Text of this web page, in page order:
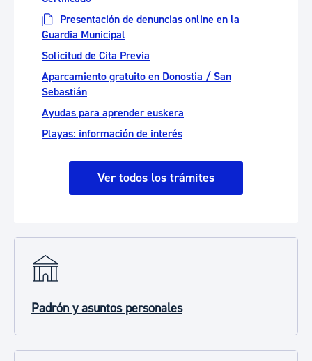
Presentación de denuncias online en la
Guardia Municipal
Solicitud de Cita Previa
Aparcamiento gratuito en Donostia / San
Sebastián
Ayudas para aprender euskera
Playas: información de interés
Ver todos los trámites
Padrón y asuntos personales